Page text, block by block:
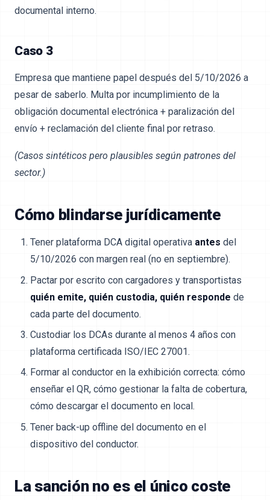
documental interno.
Caso 3
Empresa que mantiene papel después del 5/10/2026 a
pesar de saberlo. Multa por incumplimiento de la
obligación documental electrónica + paralización del
envío + reclamación del cliente final por retraso.
(Casos sintéticos pero plausibles según patrones del
sector.)
Cómo blindarse jurídicamente
Tener plataforma DCA digital operativa antes del
5/10/2026 con margen real (no en septiembre).
Pactar por escrito con cargadores y transportistas
quién emite, quién custodia, quién responde de
cada parte del documento.
Custodiar los DCAs durante al menos 4 años con
plataforma certificada ISO/IEC 27001.
Formar al conductor en la exhibición correcta: cómo
enseñar el QR, cómo gestionar la falta de cobertura,
cómo descargar el documento en local.
Tener back-up offline del documento en el
dispositivo del conductor.
La sanción no es el único coste